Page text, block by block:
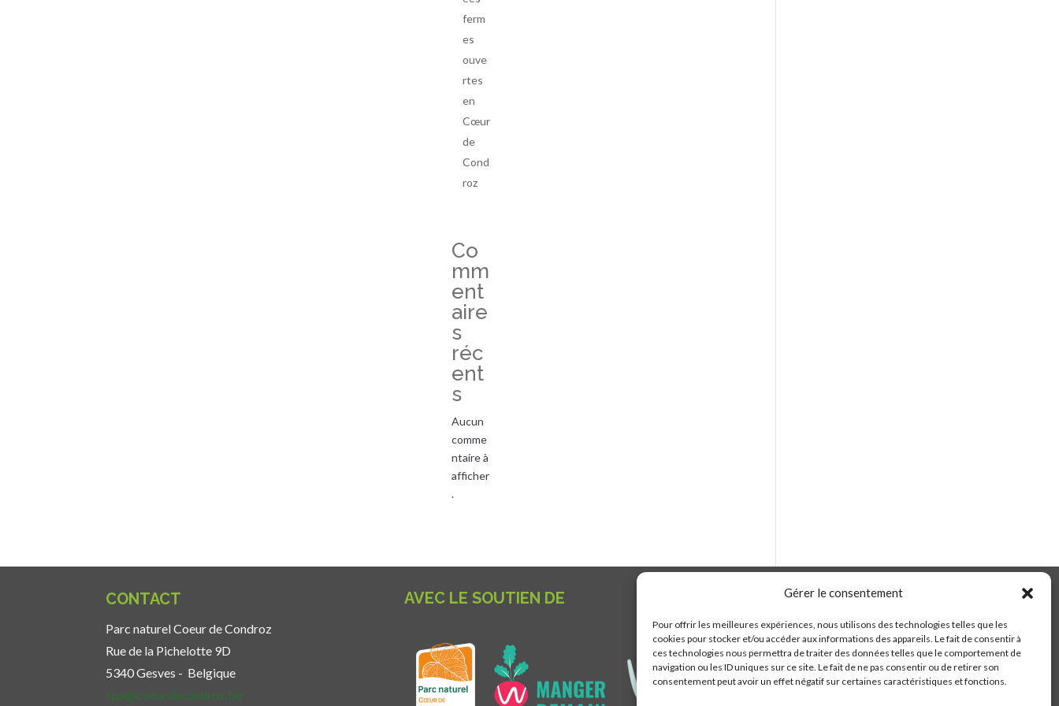
Gérer le consentement
Pour offrir les meilleures expériences, nous utilisons des technologies telles que les
cookies pour stocker et/ou accéder aux informations des appareils. Le fait de consentir à
ces technologies nous permettra de traiter des données telles que le comportement de
navigation ou les ID uniques sur ce site. Le fait de ne pas consentir ou de retirer son
consentement peut avoir un effet négatif sur certaines caractéristiques et fonctions.
ferm
es
ouve
rtes
en
Cœur
de
Cond
roz
Co
mm
ent
aire
s
réc
ent
s
Aucun
comme
ntaire à
afficher
.
CONTACT
Parc naturel Coeur de Condroz
Rue de la Pichelotte 9D
5340 Gesves - Belgique
cpa@coeurdecondroz.be
AVEC LE SOUTIEN DE